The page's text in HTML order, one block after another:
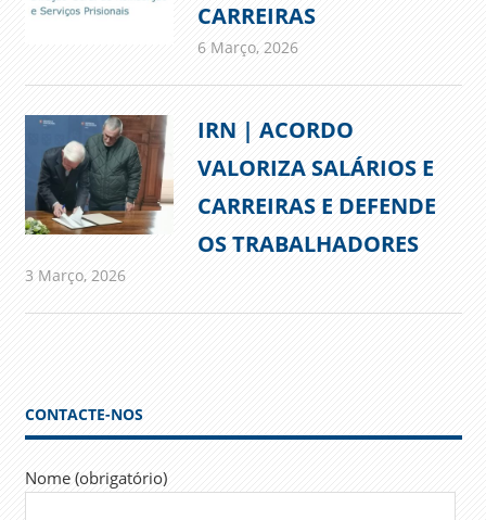
CARREIRAS
6 Março, 2026
IRN | ACORDO
VALORIZA SALÁRIOS E
CARREIRAS E DEFENDE
OS TRABALHADORES
3 Março, 2026admin
Comunicados
CONTACTE-NOS
Nome (obrigatório)